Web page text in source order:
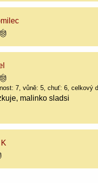
7, vůně: 5, chuť: 6, celkový
malinko sladsi